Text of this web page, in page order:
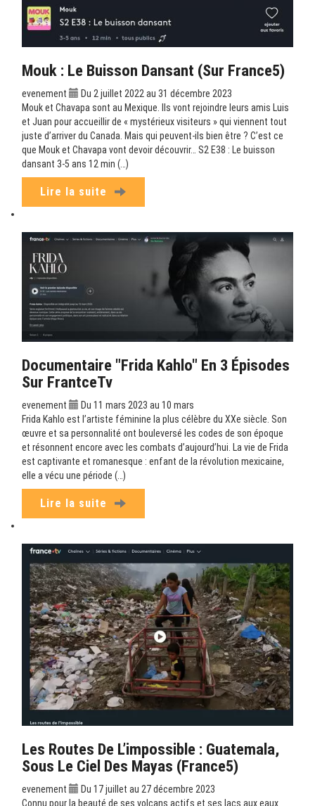
Mouk : Le Buisson Dansant (sur France5)
evenement
Du 2 juillet 2022 au 31 décembre 2023
Mouk et Chavapa sont au Mexique. Ils vont rejoindre leurs amis Luis
et Juan pour accueillir de « mystérieux visiteurs » qui viennent tout
juste d’arriver du Canada. Mais qui peuvent-ils bien être ? C’est ce
que Mouk et Chavapa vont devoir découvrir… S2 E38 : Le buisson
dansant 3-5 ans 12 min (…)
Lire la suite
Documentaire "Frida Kahlo" En 3 Épisodes
Sur FrantceTv
evenement
Du 11 mars 2023 au 10 mars
Frida Kahlo est l’artiste féminine la plus célèbre du XXe siècle. Son
œuvre et sa personnalité ont bouleversé les codes de son époque
et résonnent encore avec les combats d’aujourd’hui. La vie de Frida
est captivante et romanesque : enfant de la révolution mexicaine,
elle a vécu une période (…)
Lire la suite
Les Routes De L’impossible : Guatemala,
Sous Le Ciel Des Mayas (France5)
evenement
Du 17 juillet au 27 décembre 2023
Connu pour la beauté de ses volcans actifs et ses lacs aux eaux